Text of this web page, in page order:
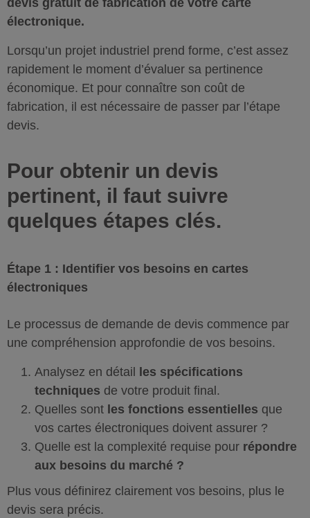
devis gratuit de fabrication de votre carte
électronique.
Lorsqu’un projet industriel prend forme, c’est assez
rapidement le moment d’évaluer sa pertinence
économique. Et pour connaître son coût de
fabrication, il est nécessaire de passer par l’étape
devis.
Pour obtenir un devis
pertinent, il faut suivre
quelques étapes clés.
Étape 1 : Identifier vos besoins en cartes
électroniques
Le processus de demande de devis commence par
une compréhension approfondie de vos besoins.
Analysez en détail les spécifications
techniques de votre produit final.
Quelles sont les fonctions essentielles que
vos cartes électroniques doivent assurer ?
Quelle est la complexité requise pour répondre
aux besoins du marché ?
Plus vous définirez clairement vos besoins, plus le
devis sera précis.